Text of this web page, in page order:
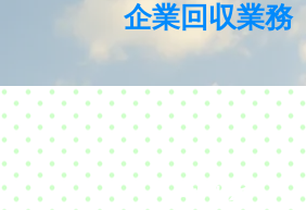
企業回収業務
一般古紙